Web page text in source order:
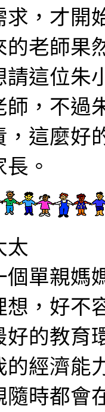
求，才開
的老師果
請這位朱
師，不過
，這麼好
。
親媽媽
想，好不
好的教育
的經濟能
隨時都會